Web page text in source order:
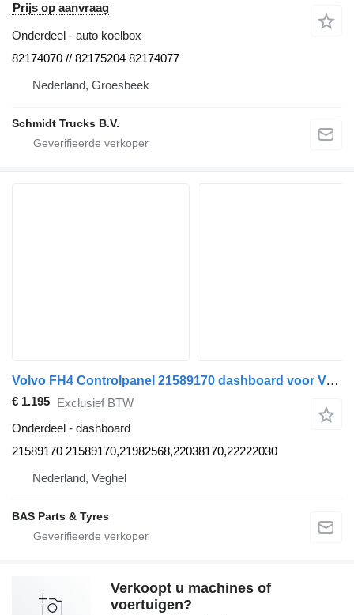
Prijs op aanvraag
Onderdeel - auto koelbox
82174070 // 82175204 82174077
Nederland, Groesbeek
Schmidt Trucks B.V.
Volvo FH4 Controlpanel 21589170 dashboard voor Volvo FH4 vrachtwagen
€ 1.195 Exclusief BTW
Onderdeel - dashboard
21589170 21589170,21982568,22038170,22222030
Nederland, Veghel
BAS Parts & Tyres
Verkoopt u machines of
voertuigen?